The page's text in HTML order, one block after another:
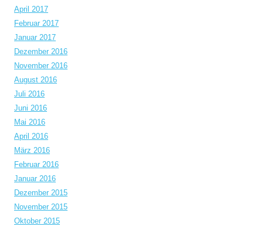
April 2017
Februar 2017
Januar 2017
Dezember 2016
November 2016
August 2016
Juli 2016
Juni 2016
Mai 2016
April 2016
März 2016
Februar 2016
Januar 2016
Dezember 2015
November 2015
Oktober 2015